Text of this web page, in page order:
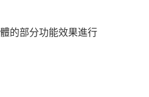
的部分功能效果進行